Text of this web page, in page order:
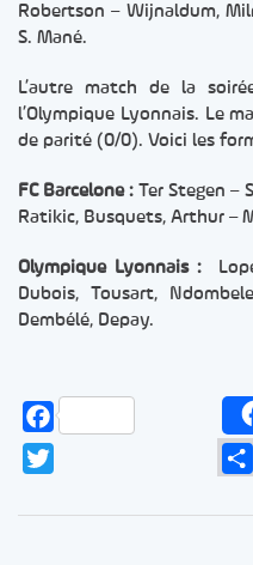
Robertson – Wijnaldum,
S. Mané.
L’autre match de la
l’Olympique Lyonnais. Le
de parité (0/0). Voici les
FC Barcelone : Ter Stegen –
Ratikic, Busquets, Arthur –
Olympique Lyonnais :
Dubois, Tousart,
Dembélé, Depay.
Facebook